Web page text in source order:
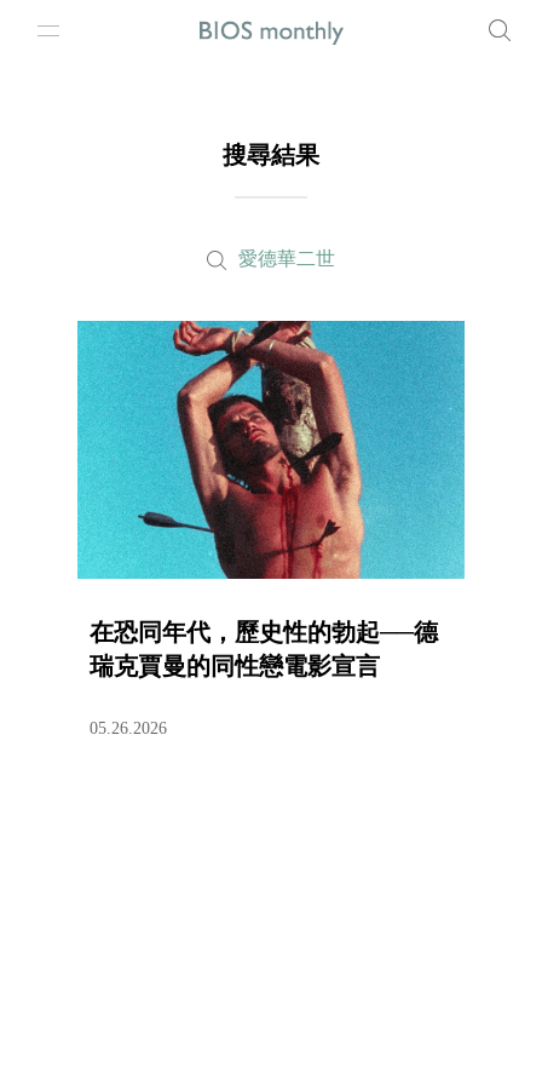
搜尋結果
愛德華二世
在恐同年代，歷史性的勃起──德
瑞克賈曼的同性戀電影宣言
05.26.2026